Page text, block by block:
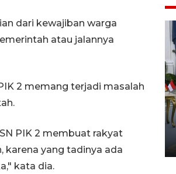
dari kewajiban warga
atau jalannya
2 memang terjadi masalah
PIK 2 membuat rakyat
karena yang tadinya ada
kata dia.
- Kirab memperingati